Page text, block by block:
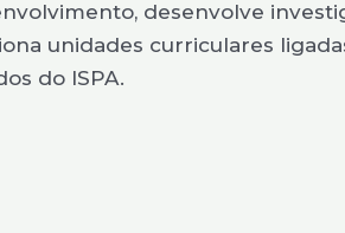
desenvolve
unidades curriculares
do ISPA.